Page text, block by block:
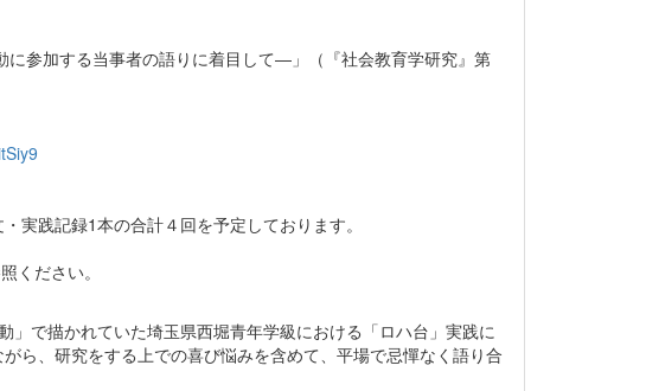
参加する当事者の語りに着目して―」（『社会教育学研究』第
実践記録1本の合計４回を予定しております。
ださい。
で描かれていた埼玉県西堀青年学級における「ロハ台」実践に
ら、研究をする上での喜び悩みを含めて、平場で忌憚なく語り合